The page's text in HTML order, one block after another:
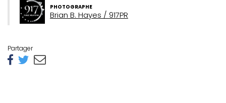
PHOTOGRAPHE
Brian B. Hayes / 917PR
Partager